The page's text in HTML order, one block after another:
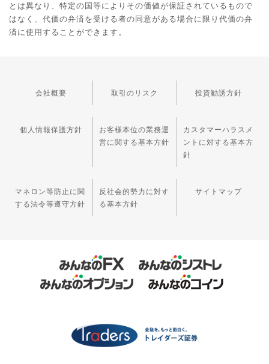
とは異なり、特定の国等によりその価値が保証されているもので
はなく、代価の弁済を受ける者の同意がある場合に限り代価の弁
済に使用することができます。
会社概要 取引のリスク 投資勧誘方針
個人情報保護方針
お客様本位の業務運
営に関する基本方針
カスタマーハラスメ
ントに対する基本方
針
マネロン等防止に関
する法令等遵守方針
反社会的勢力に対す
る基本方針
サイトマップ